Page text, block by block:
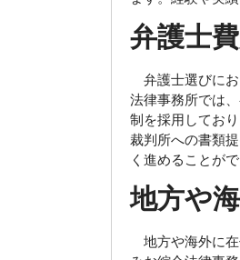
弁護士
弁護士選びにお
法律事務所では
制を採用してお
裁判所への書類
く進めることが
地方や
地方や海外に在